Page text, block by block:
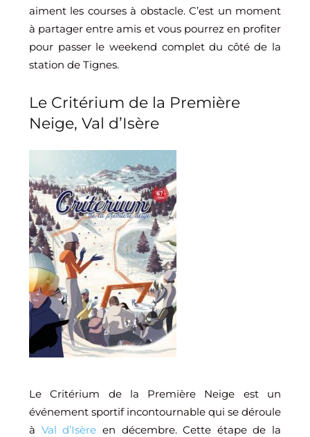
aiment les courses à obstacle. C’est un moment
à partager entre amis et vous pourrez en profiter
pour passer le weekend complet du côté de la
station de Tignes.
Le Critérium de la Première
Neige, Val d’Isère
Le Critérium de la Première Neige est un
événement sportif incontournable qui se déroule
à Val d’Isère en décembre. Cette étape de la